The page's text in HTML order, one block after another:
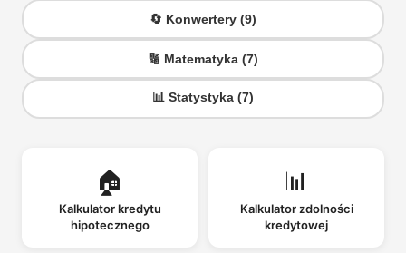
🔄 Konwertery (9)
🔢 Matematyka (7)
📊 Statystyka (7)
🏠
Kalkulator kredytu
hipotecznego
📊
Kalkulator zdolności
kredytowej